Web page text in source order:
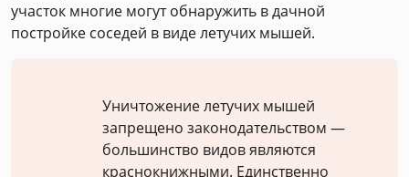
участок многие могут обнаружить в дачной
постройке соседей в виде летучих мышей.
Уничтожение летучих мышей
запрещено законодательством —
большинство видов являются
краснокнижными. Единственно